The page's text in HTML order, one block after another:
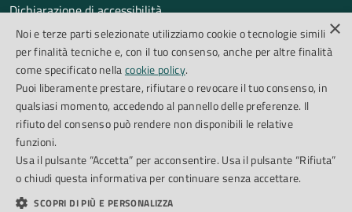
Dichiarazione di accessibilità
Obiettivi di accessibilità
Segnalazioni accessibilità
SEGUICI SU
Facebook
Cookie Policy Piano di miglioramento del sito
×
Noi e terze parti selezionate utilizziamo cookie o tecnologie simili
per finalità tecniche e, con il tuo consenso, anche per altre finalità
come specificato nellacookie policy.
Puoi liberamente prestare, rifiutare o revocare il tuo consenso, in
qualsiasi momento, accedendo al pannello delle preferenze. Il
rifiuto del consenso può rendere non disponibili le relative
funzioni.
Usa il pulsante “Accetta” per acconsentire. Usa il pulsante “Rifiuta”
o chiudi questa informativa per continuare senza accettare.
SCOPRI DI PIÙ E PERSONALIZZA